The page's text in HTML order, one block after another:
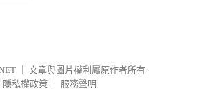
文章與圖片權利屬原作者所有
隱私權政策
服務聲明